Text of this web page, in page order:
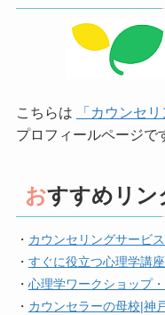
こちらは 「カウンセ
プロフィールページで
おすすめリン
・ カウンセリングサービ
・ すぐに役立つ心理学講
・ 心理学ワークショップ
・ カウンセラーの母校|神